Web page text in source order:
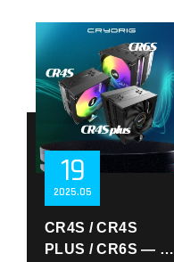
氣流，就能穩定地排
出系統熱能，實現真
正的零風扇、零噪
音、零干擾。
核心配置方面，LULL
搭載一顆高品質 2.8
吋高解析度 LCD 螢
幕，支援即時系統資
訊、動畫、靜態圖片
甚至個人化視覺主
題，讓每一位使用者
都能打造專屬於自己
旗艦級 AIO 一體式水
冷散熱器 — Cryo 360
隆重登場。**專為頂
尖玩家與創作者而設
計，以極簡線條融合
強大性能，打造出一
款兼具美學與實力的
高階水冷解決方案。
核心亮點來自於其搭
載的 2.8 吋超寬高解
析 LCD 螢幕，具備優
異畫質與顯示自由
19
05
2025
CR4S / CR4S
PLUS / CR6S — 經